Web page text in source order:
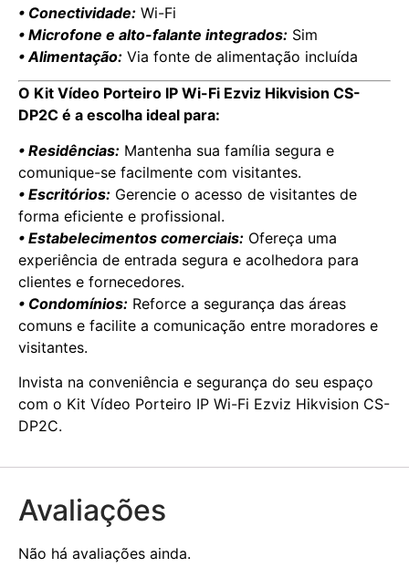
• Conectividade: Wi-Fi
• Microfone e alto-falante integrados: Sim
• Alimentação: Via fonte de alimentação incluída
O Kit Vídeo Porteiro IP Wi-Fi Ezviz Hikvision CS-
DP2C é a escolha ideal para:
• Residências: Mantenha sua família segura e
comunique-se facilmente com visitantes.
• Escritórios: Gerencie o acesso de visitantes de
forma eficiente e profissional.
• Estabelecimentos comerciais: Ofereça uma
experiência de entrada segura e acolhedora para
clientes e fornecedores.
• Condomínios: Reforce a segurança das áreas
comuns e facilite a comunicação entre moradores e
visitantes.
Invista na conveniência e segurança do seu espaço
com o Kit Vídeo Porteiro IP Wi-Fi Ezviz Hikvision CS-
DP2C.
Avaliações
Não há avaliações ainda.